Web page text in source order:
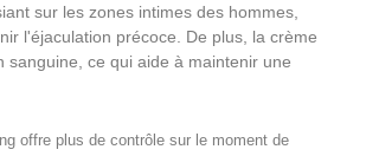
sur les zones intimes des hommes,
l'éjaculation précoce. De plus, la crème
sanguine, ce qui aide à maintenir une
offre plus de contrôle sur le moment de